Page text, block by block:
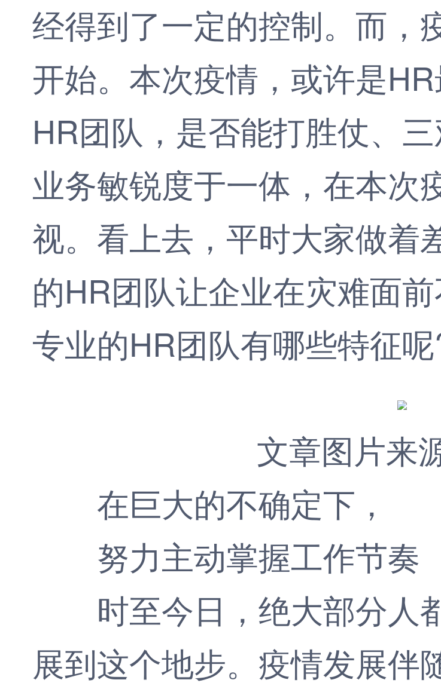
经得到了一定的控制。而，
开始。本次疫情，或许是
HR团队，是否能打胜仗、
业务敏锐度于一体，在本次
视。看上去，平时大家做着
的HR团队让企业在灾难面
专业的HR团队有哪些特征
文章图片来
在巨大的不确定下，
努力主动掌握工作节奏
时至今日，绝大部分人
展到这个地步。疫情发展伴